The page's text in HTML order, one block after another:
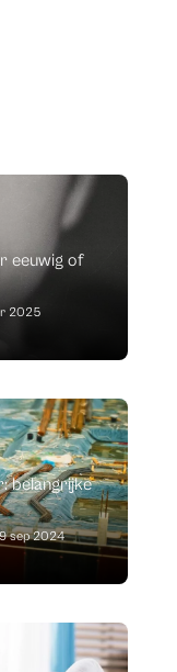
eeuwig of
2025
belangrijke
sep 2024